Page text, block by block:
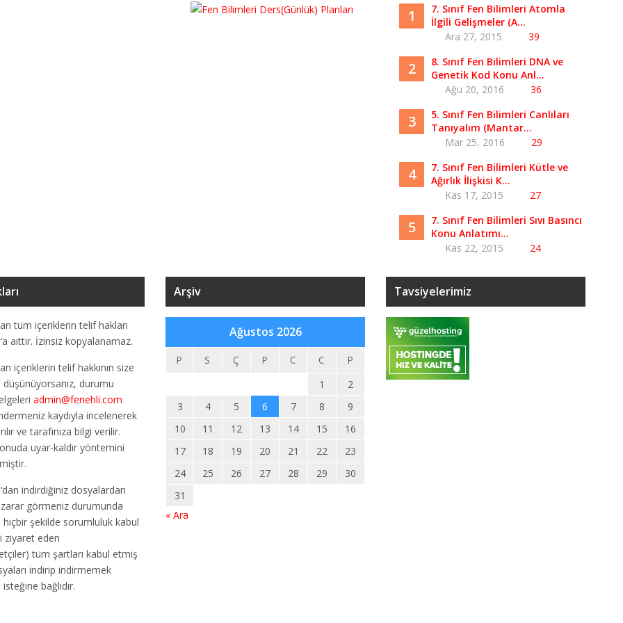
1
7. Sınıf Fen Bilimleri Atomla
İlgili Gelişmeler (A...
Ara 27, 2015
39
2
8. Sınıf Fen Bilimleri DNA ve
Genetik Kod Konu Anl...
Ağu 20, 2016
36
3
5. Sınıf Fen Bilimleri Canlıları
Tanıyalım (Mantar...
Mar 25, 2016
29
4
7. Sınıf Fen Bilimleri Kütle ve
Ağırlık İlişkisi K...
Kas 17, 2015
27
5
7. Sınıf Fen Bilimleri Sıvı Basıncı
Konu Anlatımı...
Kas 22, 2015
24
tüm içeriklerin telif hakları
‘a aittir. İzinsiz kopyalanamaz.
içeriklerin telif hakkının size
durumu
admin@fenehli.com
kaydıyla incelenerek
ve tarafınıza bilgi verilir.
uyar-kaldır yöntemini
‘dan indirdiğiniz dosyalardan
görmeniz durumunda
hiçbir şekilde sorumluluk kabul
ziyaret eden
tüm şartları kabul etmiş
indirip indirmemek
bağlıdır.
Arşiv
Ağustos 2026
P S Ç P C C
P
1
2
3
4 5 6 7 8
9
10
11 12 13 14 15
16
17
18 19 20 21 22
23
24
25 26 27 28 29
30
31
« Ara
Tavsiyelerimiz